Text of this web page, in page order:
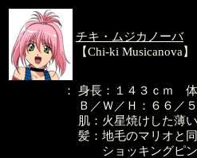
チキ・ムジカノーバ
【Chi-ki Musicanova
：
身長：１４３ｃｍ 体
Ｂ／Ｗ／Ｈ：６６／
肌：火星焼けした薄
髪：地毛のマリオと
ショッキングピン